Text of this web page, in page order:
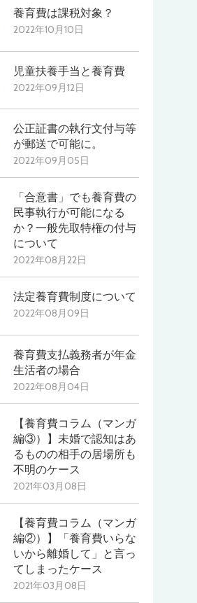
養育費は課税対象？
2022年10月10日
児童扶養手当と養育費
2022年09月12日
公正証書の執行文付与等
が郵送で可能に。
2022年09月05日
「合意書」でも養育費の
民事執行が可能になる
か？一般先取特権の付与
について
2022年08月22日
法定養育費制度について
2022年08月09日
養育費支払義務者が年金
生活者の場合
2022年08月04日
【養育費コラム（マンガ
編③）】未婚で認知はあ
るものの相手の居場所も
不明のケース
2021年03月08日
【養育費コラム（マンガ
編②）】「養育費いらな
いから離婚して」と言っ
てしまったケース
2021年03月08日